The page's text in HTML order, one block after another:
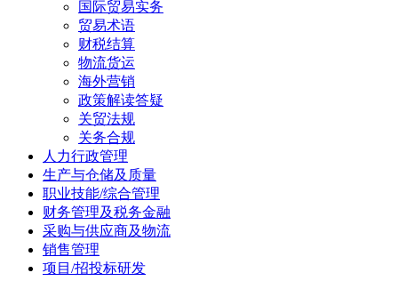
国际贸易实务
贸易术语
财税结算
物流货运
海外营销
政策解读答疑
关贸法规
关务合规
人力行政管理
生产与仓储及质量
职业技能/综合管理
财务管理及税务金融
采购与供应商及物流
销售管理
项目/招投标研发